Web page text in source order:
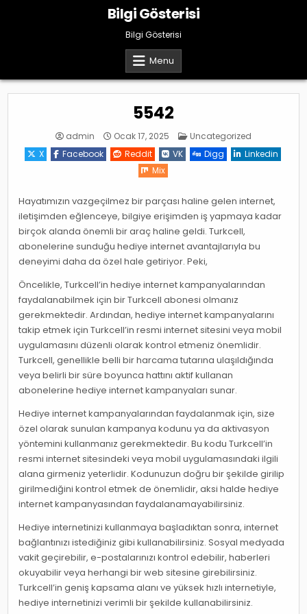
Bilgi Gösterisi
Bilgi Gösterisi
Menu
5542
admin Ocak 17, 2025 Posted
Uncategorized
X
Facebook Reddit VK Digg
Linkedin
Mix
Hayatımızın vazgeçilmez bir parçası haline gelen internet,
iletişimden eğlenceye, bilgiye erişimden iş yapmaya kadar
birçok alanda önemli bir araç haline geldi. Turkcell,
abonelerine sunduğu hediye internet avantajlarıyla bu
deneyimi daha da özel hale getiriyor. Peki,
Öncelikle, Turkcell’in hediye internet kampanyalarından
faydalanabilmek için bir Turkcell abonesi olmanız
gerekmektedir. Ardından, hediye internet kampanyalarını
takip etmek için Turkcell’in resmi internet sitesini veya mobil
uygulamasını düzenli olarak kontrol etmeniz önemlidir.
Turkcell, genellikle belli bir harcama tutarına ulaşıldığında
veya belirli bir süre boyunca hattını aktif kullanan
abonelerine hediye internet kampanyaları sunar.
Hediye internet kampanyalarından faydalanmak için, size
özel olarak sunulan kampanya kodunu ya da aktivasyon
yöntemini kullanmanız gerekmektedir. Bu kodu Turkcell’in
resmi internet sitesindeki veya mobil uygulamasındaki ilgili
alana girmeniz yeterlidir. Kodunuzun doğru bir şekilde girilip
girilmediğini kontrol etmek de önemlidir, aksi halde hediye
internet kampanyasından faydalanamayabilirsiniz.
Hediye internetinizi kullanmaya başladıktan sonra, internet
bağlantınızı istediğiniz gibi kullanabilirsiniz. Sosyal medyada
vakit geçirebilir, e-postalarınızı kontrol edebilir, haberleri
okuyabilir veya herhangi bir web sitesine girebilirsiniz.
Turkcell’in geniş kapsama alanı ve yüksek hızlı internetiyle,
hediye internetinizi verimli bir şekilde kullanabilirsiniz.